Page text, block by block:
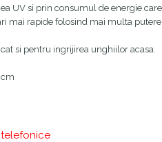
UV si prin consumul de energie
mai rapide folosind mai multa putere
si pentru ingrijirea unghiilor acasa.